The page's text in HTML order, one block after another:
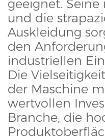
geeignet. Seine
und die
Auskleidung
den
industriellen
Die
der Maschine
wertvollen
Branche, die